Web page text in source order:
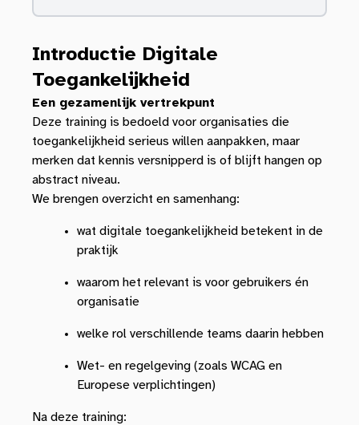
Introductie Digitale
Toegankelijkheid
Een gezamenlijk vertrekpunt
Deze training is bedoeld voor organisaties die
toegankelijkheid serieus willen aanpakken, maar
merken dat kennis versnipperd is of blijft hangen op
abstract niveau.
We brengen overzicht en samenhang:
wat digitale toegankelijkheid betekent in de
praktijk
waarom het relevant is voor gebruikers én
organisatie
welke rol verschillende teams daarin hebben
Wet- en regelgeving (zoals WCAG en
Europese verplichtingen)
Na deze training: